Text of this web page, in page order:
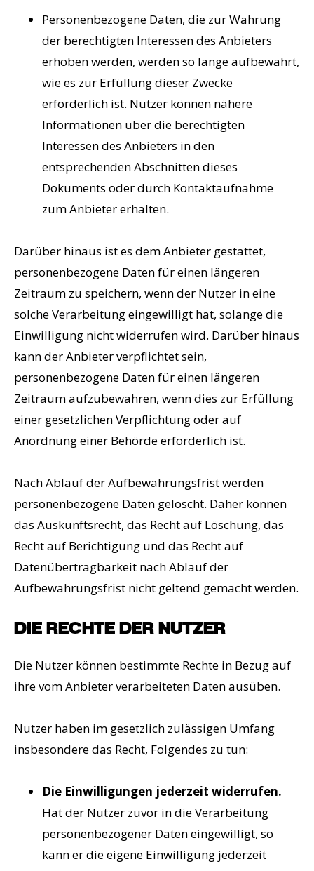
Personenbezogene Daten, die zur Wahrung
der berechtigten Interessen des Anbieters
erhoben werden, werden so lange aufbewahrt,
wie es zur Erfüllung dieser Zwecke
erforderlich ist. Nutzer können nähere
Informationen über die berechtigten
Interessen des Anbieters in den
entsprechenden Abschnitten dieses
Dokuments oder durch Kontaktaufnahme
zum Anbieter erhalten.
Darüber hinaus ist es dem Anbieter gestattet,
personenbezogene Daten für einen längeren
Zeitraum zu speichern, wenn der Nutzer in eine
solche Verarbeitung eingewilligt hat, solange die
Einwilligung nicht widerrufen wird. Darüber hinaus
kann der Anbieter verpflichtet sein,
personenbezogene Daten für einen längeren
Zeitraum aufzubewahren, wenn dies zur Erfüllung
einer gesetzlichen Verpflichtung oder auf
Anordnung einer Behörde erforderlich ist.
Nach Ablauf der Aufbewahrungsfrist werden
personenbezogene Daten gelöscht. Daher können
das Auskunftsrecht, das Recht auf Löschung, das
Recht auf Berichtigung und das Recht auf
Datenübertragbarkeit nach Ablauf der
Aufbewahrungsfrist nicht geltend gemacht werden.
DIE RECHTE DER NUTZER
Die Nutzer können bestimmte Rechte in Bezug auf
ihre vom Anbieter verarbeiteten Daten ausüben.
Nutzer haben im gesetzlich zulässigen Umfang
insbesondere das Recht, Folgendes zu tun:
Die Einwilligungen jederzeit widerrufen.
Hat der Nutzer zuvor in die Verarbeitung
personenbezogener Daten eingewilligt, so
kann er die eigene Einwilligung jederzeit